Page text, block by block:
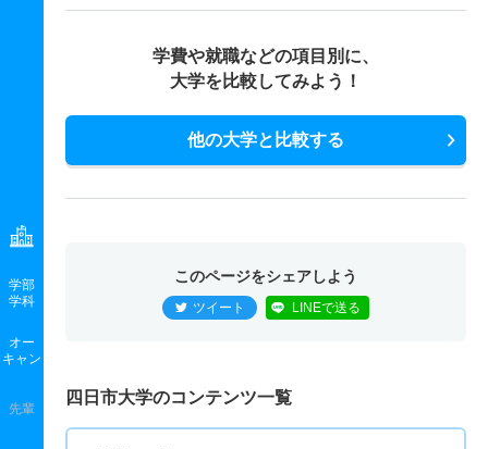
学部
学科
オー
キャン
先輩
学費や就職などの項目別に、
大学を比較してみよう！
他の大学と比較する
このページをシェアしよう
ツイート LINEで送る
四日市大学のコンテンツ一覧